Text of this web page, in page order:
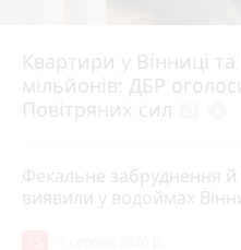
Квартири у Вінниці
мільйонів: ДБР
Повітряних сил
6 серпня 2026 р.
Фекальне забруднення й
виявили у водоймах